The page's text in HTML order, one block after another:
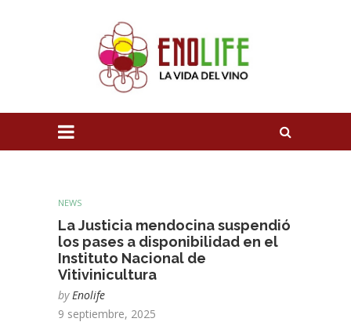
NEWS
La Justicia mendocina suspendió
los pases a disponibilidad en el
Instituto Nacional de
Vitivinicultura
by Enolife
9 septiembre, 2025